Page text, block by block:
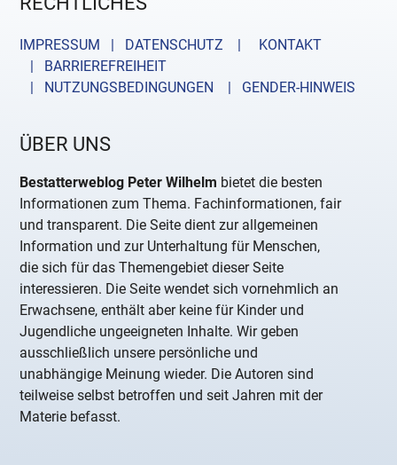
IMPRESSUM | DATENSCHUTZ |
KONTAKT
| BARRIEREFREIHEIT
| NUTZUNGSBEDINGUNGEN
| GENDER-HINWEIS
ÜBER UNS
Bestatterweblog Peter Wilhelm bietet die besten
Informationen zum Thema. Fachinformationen, fair
und transparent. Die Seite dient zur allgemeinen
Information und zur Unterhaltung für Menschen,
die sich für das Themengebiet dieser Seite
interessieren. Die Seite wendet sich vornehmlich an
Erwachsene, enthält aber keine für Kinder und
Jugendliche ungeeigneten Inhalte. Wir geben
ausschließlich unsere persönliche und
unabhängige Meinung wieder. Die Autoren sind
teilweise selbst betroffen und seit Jahren mit der
Materie befasst.